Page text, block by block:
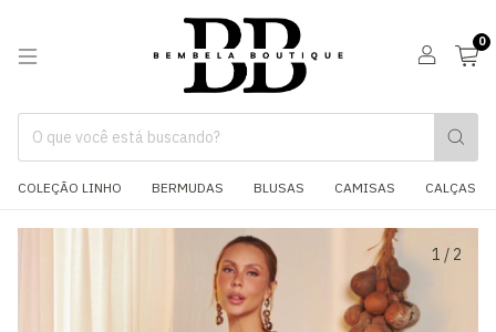
0
COLEÇÃO LINHO BERMUDAS BLUSAS CAMISAS CALÇAS
1 / 2